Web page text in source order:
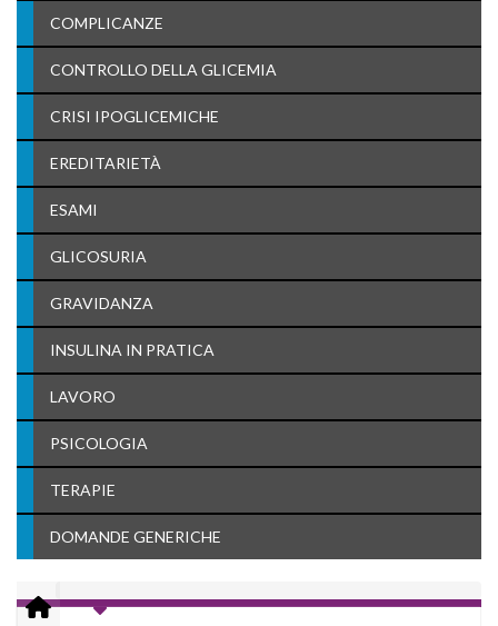
COMPLICANZE
CONTROLLO DELLA GLICEMIA
CRISI IPOGLICEMICHE
EREDITARIETÀ
ESAMI
GLICOSURIA
GRAVIDANZA
INSULINA IN PRATICA
LAVORO
PSICOLOGIA
TERAPIE
DOMANDE GENERICHE